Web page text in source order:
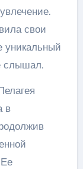
свои
уникальный
слышал.
в